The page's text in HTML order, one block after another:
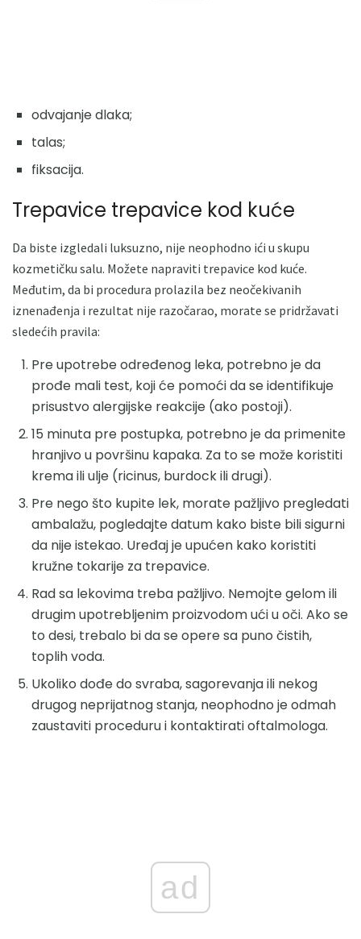
odvajanje dlaka;
talas;
fiksacija.
Trepavice trepavice kod kuće
Da biste izgledali luksuzno, nije neophodno ići u skupu
kozmetičku salu. Možete napraviti trepavice kod kuće.
Međutim, da bi procedura prolazila bez neočekivanih
iznenađenja i rezultat nije razočarao, morate se pridržavati
sledećih pravila:
Pre upotrebe određenog leka, potrebno je da
prođe mali test, koji će pomoći da se identifikuje
prisustvo alergijske reakcije (ako postoji).
15 minuta pre postupka, potrebno je da primenite
hranjivo u površinu kapaka. Za to se može koristiti
krema ili ulje (ricinus, burdock ili drugi).
Pre nego što kupite lek, morate pažljivo pregledati
ambalažu, pogledajte datum kako biste bili sigurni
da nije istekao. Uređaj je upućen kako koristiti
kružne tokarije za trepavice.
Rad sa lekovima treba pažljivo. Nemojte gelom ili
drugim upotrebljenim proizvodom ući u oči. Ako se
to desi, trebalo bi da se opere sa puno čistih,
toplih voda.
Ukoliko dođe do svraba, sagorevanja ili nekog
drugog neprijatnog stanja, neophodno je odmah
zaustaviti proceduru i kontaktirati oftalmologa.
ad